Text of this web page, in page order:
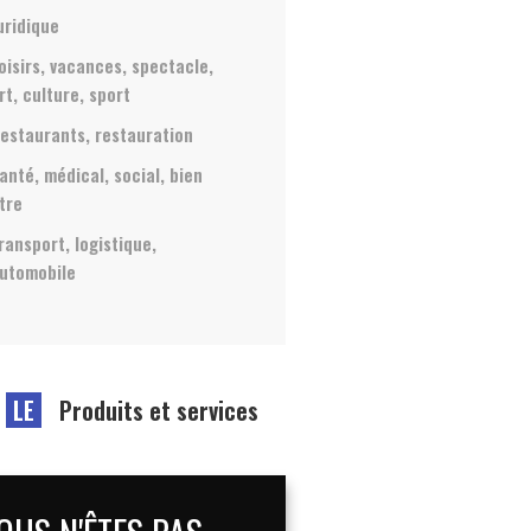
vacances, spectacle,
culture, sport
restauration
médical, social, bien
logistique,
LE Produits et services